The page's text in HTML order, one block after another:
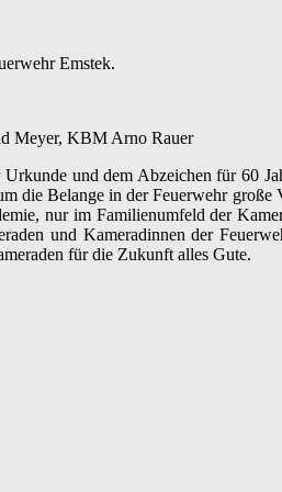
Emstek.
Meyer, KBM Arno Rauer
und dem Abzeichen für 60
die Belange in der Feuerwehr große
nur im Familienumfeld der
und Kameradinnen der
für die Zukunft alles Gute.